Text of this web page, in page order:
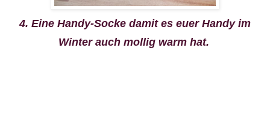
4. Eine Handy-Socke damit es euer Handy im
Winter auch mollig warm hat.